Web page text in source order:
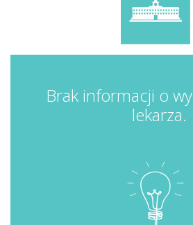
Brak informacji o
lekarza.